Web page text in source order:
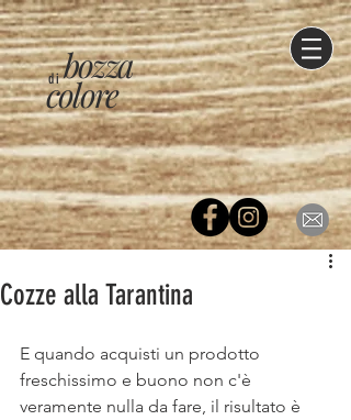
di
colore
bozza
Cozze alla Tarantina
E quando acquisti un prodotto
freschissimo e buono non c'è
veramente nulla da fare, il risultato è